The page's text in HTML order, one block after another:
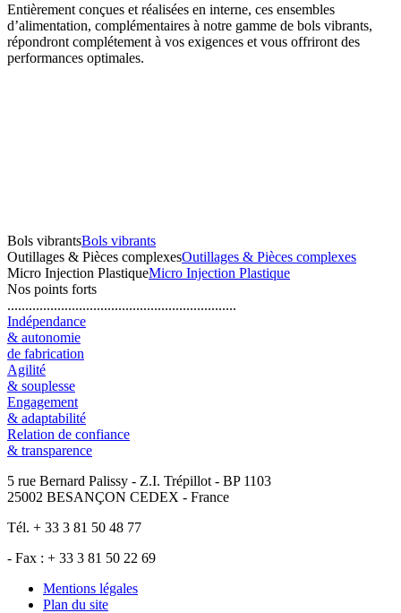
Entièrement conçues et réalisées en interne, ces ensembles
d’alimentation, complémentaires à notre gamme de bols vibrants,
répondront complétement à vos exigences et vous offriront des
performances optimales.
Bols vibrantsBols vibrants
Outillages & Pièces complexesOutillages & Pièces complexes
Micro Injection PlastiqueMicro Injection Plastique
Nos points forts
................................................................
Indépendance
& autonomie
de fabrication
Agilité
& souplesse
Engagement
& adaptabilité
Relation de confiance
& transparence
5 rue Bernard Palissy - Z.I. Trépillot - BP 1103
25002 BESANÇON CEDEX - France
Tél. + 33 3 81 50 48 77
- Fax : + 33 3 81 50 22 69
Mentions légales
Plan du site